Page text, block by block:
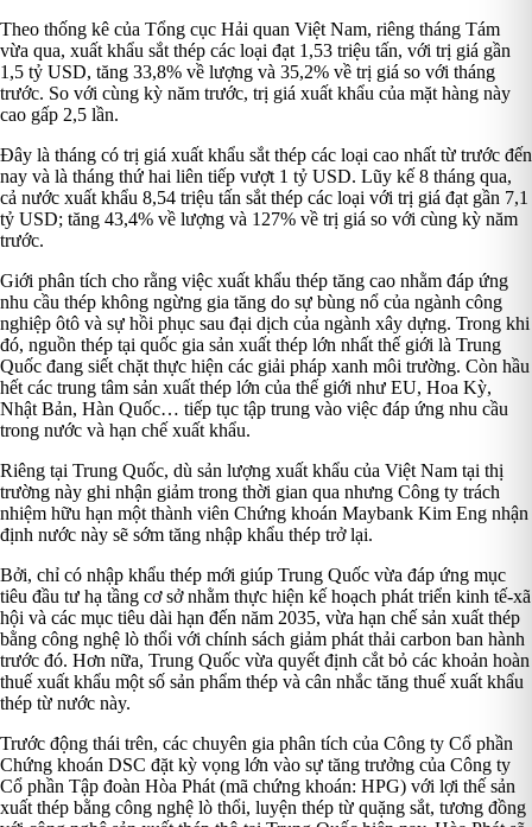
Theo thống kê của Tổng cục Hải quan Việt Nam, riêng tháng Tám
vừa qua, xuất khẩu sắt thép các loại đạt 1,53 triệu tấn, với trị giá gần
1,5 tỷ USD, tăng 33,8% về lượng và 35,2% về trị giá so với tháng
trước. So với cùng kỳ năm trước, trị giá xuất khẩu của mặt hàng này
cao gấp 2,5 lần.
Đây là tháng có trị giá xuất khẩu sắt thép các loại cao nhất từ trước đến
nay và là tháng thứ hai liên tiếp vượt 1 tỷ USD. Lũy kế 8 tháng qua,
cả nước xuất khẩu 8,54 triệu tấn sắt thép các loại với trị giá đạt gần 7,1
tỷ USD; tăng 43,4% về lượng và 127% về trị giá so với cùng kỳ năm
trước.
Giới phân tích cho rằng việc xuất khẩu thép tăng cao nhằm đáp ứng
nhu cầu thép không ngừng gia tăng do sự bùng nổ của ngành công
nghiệp ôtô và sự hồi phục sau đại dịch của ngành xây dựng. Trong khi
đó, nguồn thép tại quốc gia sản xuất thép lớn nhất thế giới là Trung
Quốc đang siết chặt thực hiện các giải pháp xanh môi trường. Còn hầu
hết các trung tâm sản xuất thép lớn của thế giới như EU, Hoa Kỳ,
Nhật Bản, Hàn Quốc… tiếp tục tập trung vào việc đáp ứng nhu cầu
trong nước và hạn chế xuất khẩu.
Riêng tại Trung Quốc, dù sản lượng xuất khẩu của Việt Nam tại thị
trường này ghi nhận giảm trong thời gian qua nhưng Công ty trách
nhiệm hữu hạn một thành viên Chứng khoán Maybank Kim Eng nhận
định nước này sẽ sớm tăng nhập khẩu thép trở lại.
Bởi, chỉ có nhập khẩu thép mới giúp Trung Quốc vừa đáp ứng mục
tiêu đầu tư hạ tầng cơ sở nhằm thực hiện kế hoạch phát triển kinh tế-xã
hội và các mục tiêu dài hạn đến năm 2035, vừa hạn chế sản xuất thép
bằng công nghệ lò thổi với chính sách giảm phát thải carbon ban hành
trước đó. Hơn nữa, Trung Quốc vừa quyết định cắt bỏ các khoản hoàn
thuế xuất khẩu một số sản phẩm thép và cân nhắc tăng thuế xuất khẩu
thép từ nước này.
Trước động thái trên, các chuyên gia phân tích của Công ty Cổ phần
Chứng khoán DSC đặt kỳ vọng lớn vào sự tăng trưởng của Công ty
Cổ phần Tập đoàn Hòa Phát (mã chứng khoán: HPG) với lợi thế sản
xuất thép bằng công nghệ lò thổi, luyện thép từ quặng sắt, tương đồng